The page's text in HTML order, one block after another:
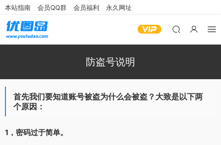
本站指南 会员QQ群 会员福利 永久网址
防盗号说明
首先我们要知道账号被盗为什么会被盗？大致是以下两
个原因：
1，密码过于简单。